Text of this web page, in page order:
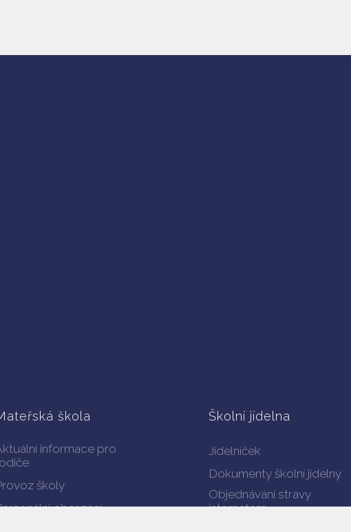
škola
informace pro
školy
obsazení
Školní jídelna
Jídelníček
Dokumenty školní jídelny
Objednávání stravy
internetem